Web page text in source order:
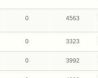
0 4563
0 3323
0 3992